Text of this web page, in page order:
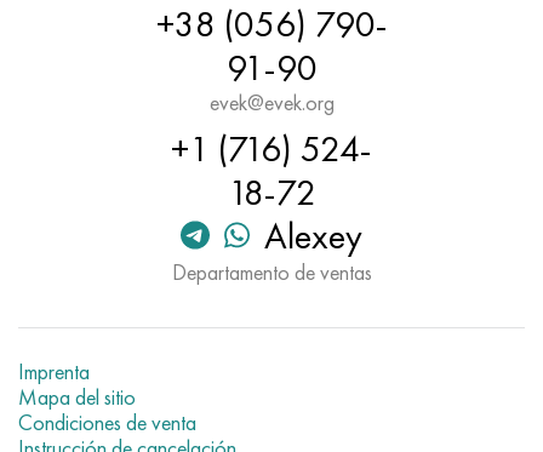
+38 (056) 790-
91-90
evek@evek.org
+1 (716) 524-
18-72
Alexey
Departamento de ventas
Imprenta
Mapa del sitio
Condiciones de venta